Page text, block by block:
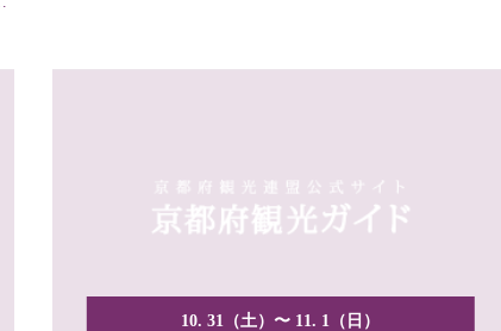
10. 31（土）〜 11. 1（日）